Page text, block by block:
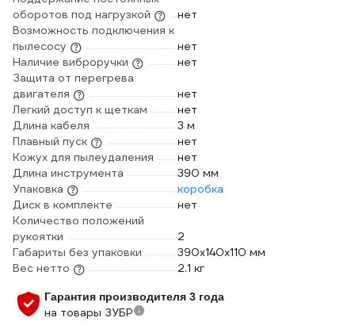
оборотов под нагрузкой
нет
Возможность подключения к
пылесосу
нет
Наличие виброручки
нет
Защита от перегрева
двигателя
нет
Легкий доступ к щеткам
нет
Длина кабеля
3 м
Плавный пуск
нет
Кожух для пылеудаления
нет
Длина инструмента
390 мм
Упаковка
коробка
Диск в комплекте
нет
Количество положений
рукоятки
2
Габариты без упаковки
390x140x110 мм
Вес нетто
2.1 кг
Гарантия производителя 3 года
на товары ЗУБР